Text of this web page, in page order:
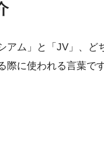
アム」と「JV」、ど
際に使われる言葉で